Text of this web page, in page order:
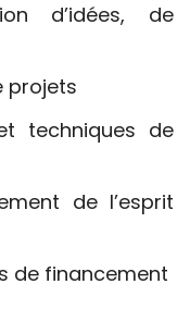
d’idées, de
projets
techniques de
de l’esprit
de financement